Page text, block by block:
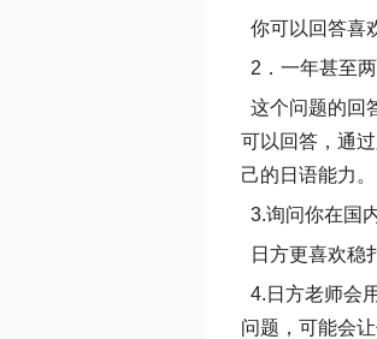
你可以回答喜
2．一年甚至
这个问题的回
可以回答，通
己的日语能力。
3.询问你在国
日方更喜欢稳
4.日方老师会
问题，可能会